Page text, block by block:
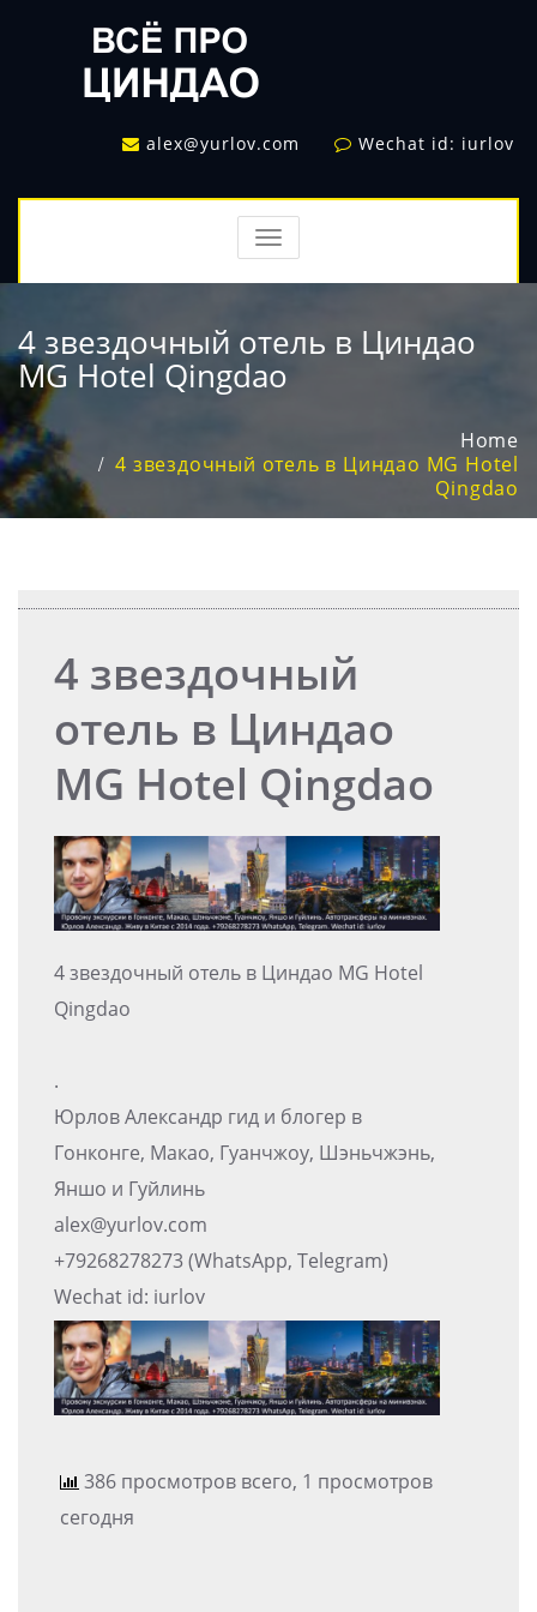
alex@yurlov.com Wechat id: iurlov
TOGGLE
NAVIGATION
4 звездочный отель в Циндао
MG Hotel Qingdao
Home
4 звездочный отель в Циндао MG Hotel
Qingdao
4 звездочный
отель в Циндао
MG Hotel Qingdao
4 звездочный отель в Циндао MG Hotel
Qingdao
.
Юрлов Александр гид и блогер в
Гонконге, Макао, Гуанчжоу, Шэньчжэнь,
Яншо и Гуйлинь
alex@yurlov.com
+79268278273 (WhatsApp, Telegram)
Wechat id: iurlov
386 просмотров всего, 1 просмотров
сегодня